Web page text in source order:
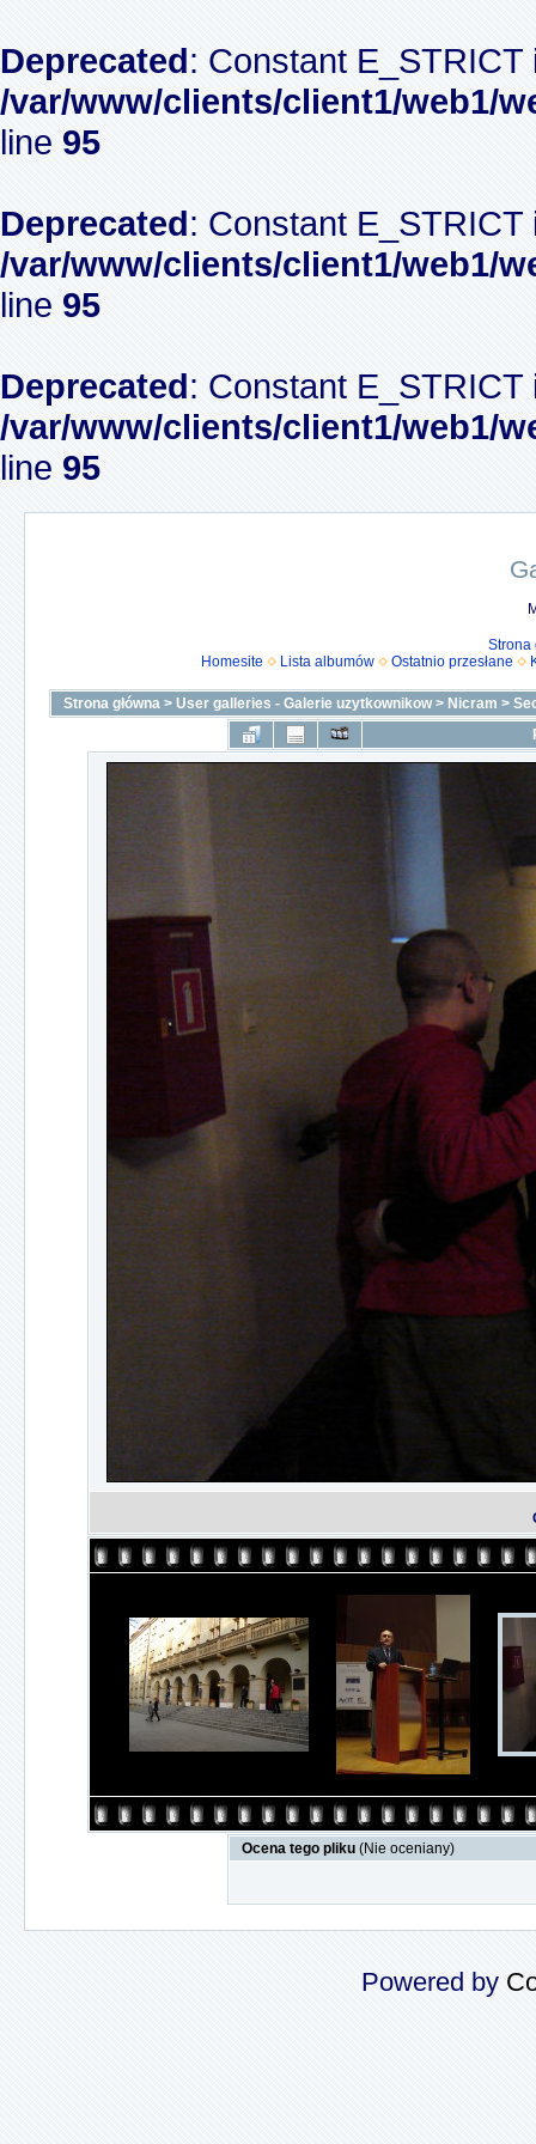
Deprecated: Constant
/var/www/clients/client1/web1/
line 95
Deprecated: Constant
/var/www/clients/client1/web1/
line 95
Deprecated: Constant
/var/www/clients/client1/web1/
line 95
Strona
Homesite
Lista albumów Ostatnio przesłane
Strona główna > User galleries - Galerie uzytkownikow> Nicram >
Ocena tego pliku (Nie oceniany)
Powered by